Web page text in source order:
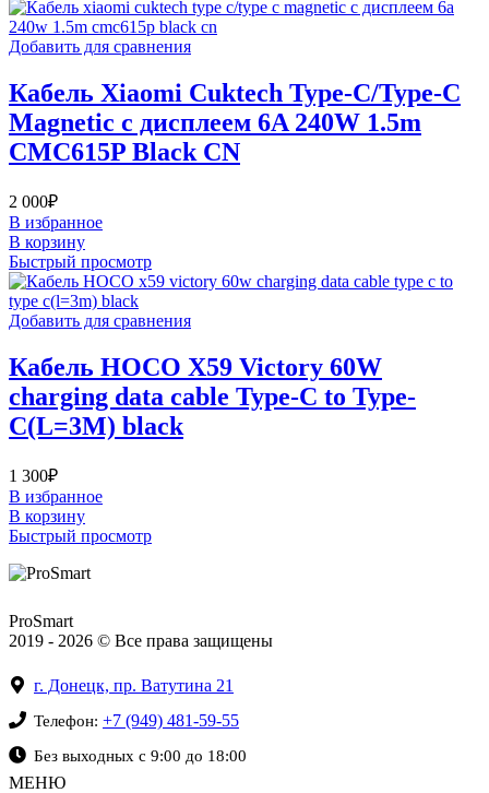
Добавить для сравнения
Кабель Xiaomi Cuktech Type-C/Type-C
Magnetic с дисплеем 6A 240W 1.5m
CMC615P Black CN
2 000₽
В избранное
В корзину
Быстрый просмотр
Добавить для сравнения
Кабель НОСО X59 Victory 60W
charging data cable Type-C to Type-
C(L=3M) black
1 300₽
В избранное
В корзину
Быстрый просмотр
ProSmart
2019 - 2026 © Все права защищены
г. Донецк, пр. Ватутина 21
Телефон: +7 (949) 481-59-55
Без выходных с 9:00 до 18:00
МЕНЮ